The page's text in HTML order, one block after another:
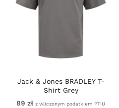
Jack & Jones BRADLEY T-
Shirt Grey
89 zł z wliczonym podatkiem PTiU